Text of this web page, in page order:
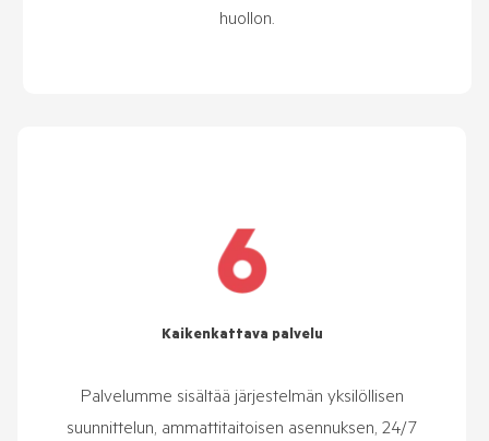
huollon.
Kaikenkattava palvelu
Palvelumme sisältää järjestelmän yksilöllisen
suunnittelun, ammattitaitoisen asennuksen, 24/7